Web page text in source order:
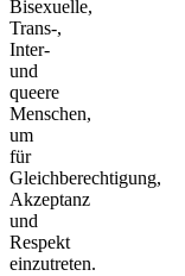
Bisexuelle,
Trans-,
Inter-
und
queere
Menschen,
um
für
Gleichberechtigung,
Akzeptanz
und
Respekt
einzutreten.